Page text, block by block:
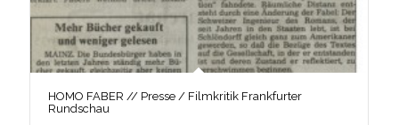
HOMO FABER // Presse / Filmkritik Frankfurter
Rundschau